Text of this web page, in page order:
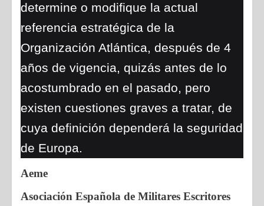
determine o modifique la actual
referencia estratégica de la
Organización Atlántica, después de 4
años de vigencia, quizás antes de lo
acostumbrado en el pasado, pero
existen cuestiones graves a tratar, de
cuya definición dependerá la seguridad
de Europa.
Aeme
Asociación Española de Militares Escritores